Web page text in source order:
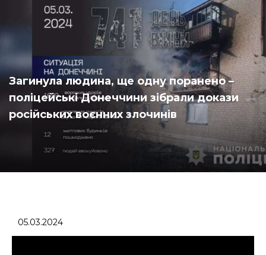
Загинула людина, ще одну поранено –
поліцейські Донеччини зібрали докази
російських воєнних злочинів
05.03.2024